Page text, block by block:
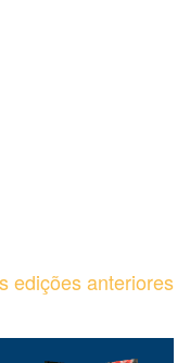
edições anteriores